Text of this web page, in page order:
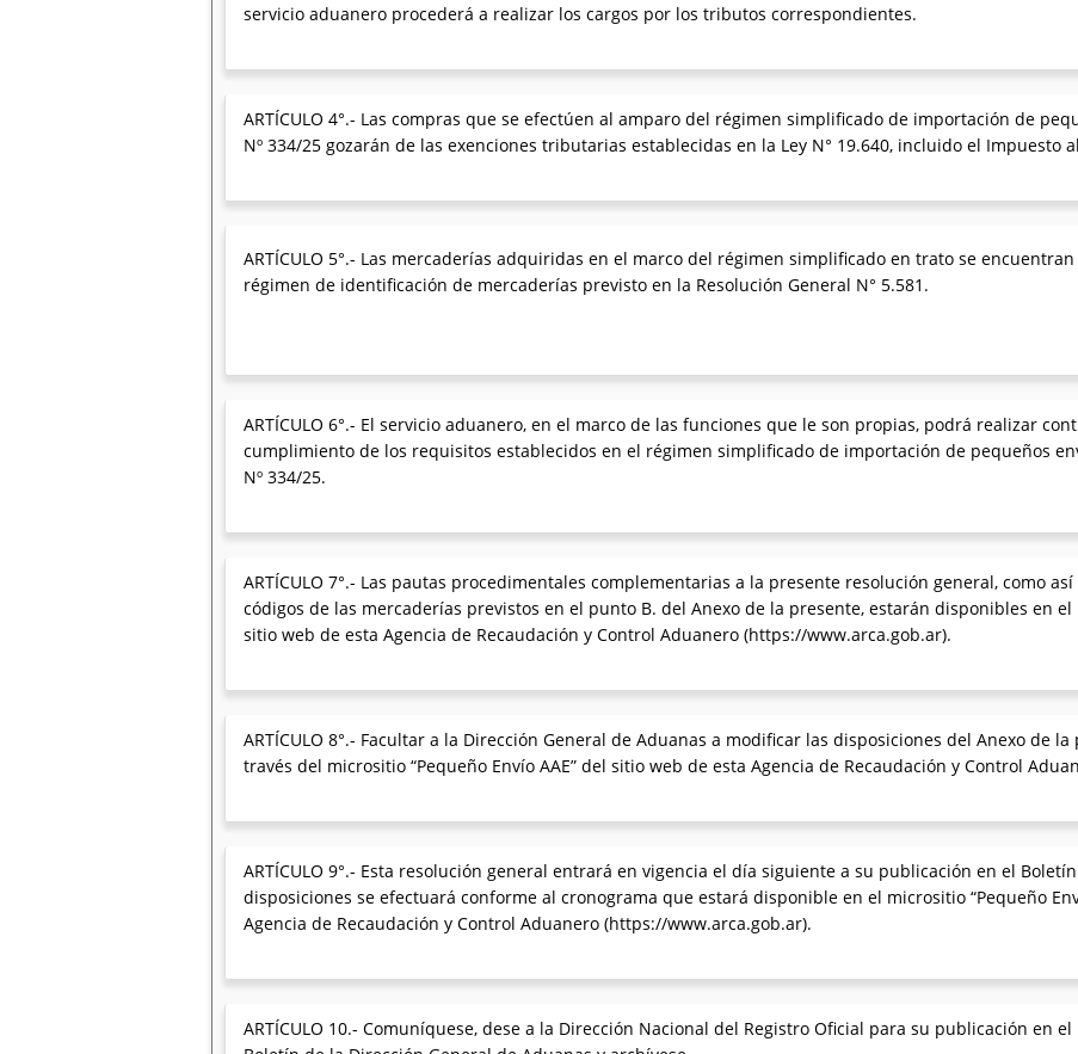
servicio aduanero procederá a realizar los cargos por los tributos correspondientes.
ARTÍCULO 4°.- Las compras que se efectúen al amparo del régimen simplificado de importación de
Nº 334/25 gozarán de las exenciones tributarias establecidas en la Ley N° 19.640, incluido el Impuesto
ARTÍCULO 5°.- Las mercaderías adquiridas en el marco del régimen simplificado en trato se
régimen de identificación de mercaderías previsto en la Resolución General N° 5.581.
ARTÍCULO 6°.- El servicio aduanero, en el marco de las funciones que le son propias, podrá realizar
cumplimiento de los requisitos establecidos en el régimen simplificado de importación de pequeños
Nº 334/25.
ARTÍCULO 7°.- Las pautas procedimentales complementarias a la presente resolución general, como
códigos de las mercaderías previstos en el punto B. del Anexo de la presente, estarán disponibles en el
sitio web de esta Agencia de Recaudación y Control Aduanero (https://www.arca.gob.ar).
ARTÍCULO 8°.- Facultar a la Dirección General de Aduanas a modificar las disposiciones del Anexo de
través del micrositio “Pequeño Envío AAE” del sitio web de esta Agencia de Recaudación y Control
ARTÍCULO 9°.- Esta resolución general entrará en vigencia el día siguiente a su publicación en el
disposiciones se efectuará conforme al cronograma que estará disponible en el micrositio “Pequeño
Agencia de Recaudación y Control Aduanero (https://www.arca.gob.ar).
ARTÍCULO 10.- Comuníquese, dese a la Dirección Nacional del Registro Oficial para su publicación en